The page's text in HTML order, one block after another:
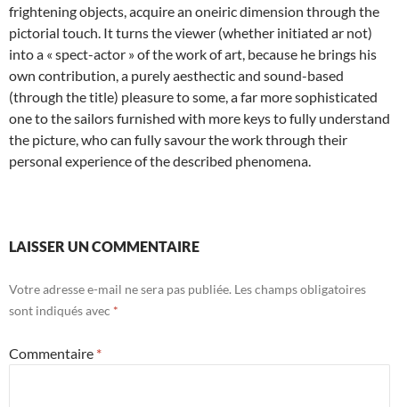
frightening objects, acquire an oneiric dimension through the
pictorial touch. It turns the viewer (whether initiated ar not)
into a « spect-actor » of the work of art, because he brings his
own contribution, a purely aesthectic and sound-based
(through the title) pleasure to some, a far more sophisticated
one to the sailors furnished with more keys to fully understand
the picture, who can fully savour the work through their
personal experience of the described phenomena.
LAISSER UN COMMENTAIRE
Votre adresse e-mail ne sera pas publiée. Les champs obligatoires
sont indiqués avec *
Commentaire *